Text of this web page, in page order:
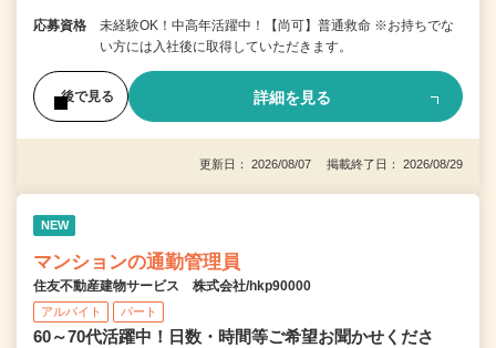
応募資格
未経験OK！中高年活躍中！【尚可】普通救命 ※お持ちでな
い方には入社後に取得していただきます。
後で見る 詳細を見る
更新日： 2026/08/07 掲載終了日： 2026/08/29
NEW
マンションの通勤管理員
住友不動産建物サービス 株式会社/hkp90000
アルバイト パート
60～70代活躍中！日数・時間等ご希望お聞かせくださ